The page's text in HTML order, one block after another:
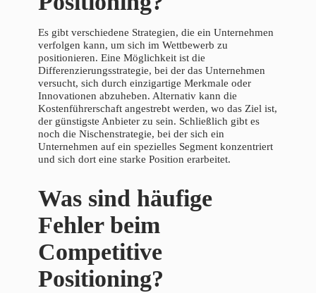
Es gibt verschiedene Strategien, die ein Unternehmen
verfolgen kann, um sich im Wettbewerb zu
positionieren. Eine Möglichkeit ist die
Differenzierungsstrategie, bei der das Unternehmen
versucht, sich durch einzigartige Merkmale oder
Innovationen abzuheben. Alternativ kann die
Kostenführerschaft angestrebt werden, wo das Ziel ist,
der günstigste Anbieter zu sein. Schließlich gibt es
noch die Nischenstrategie, bei der sich ein
Unternehmen auf ein spezielles Segment konzentriert
und sich dort eine starke Position erarbeitet.
Was sind häufige
Fehler beim
Competitive
Positioning?